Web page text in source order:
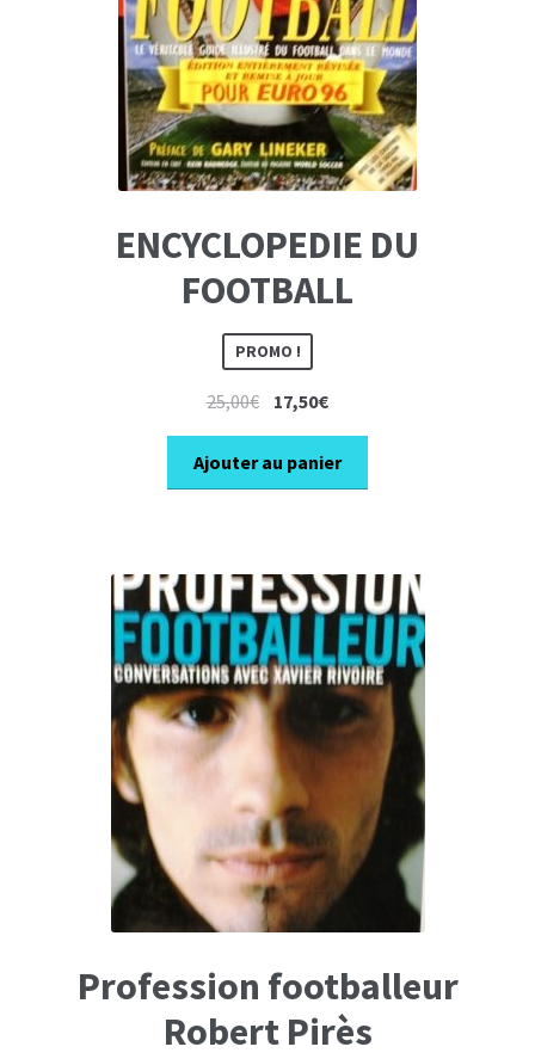
ENCYCLOPEDIE DU
FOOTBALL
PROMO !
25,00€ Le
prix
initial
était :
17,50€Le
prix
actuel
est :
Ajouter au panier
Profession footballeur
Robert Pirès